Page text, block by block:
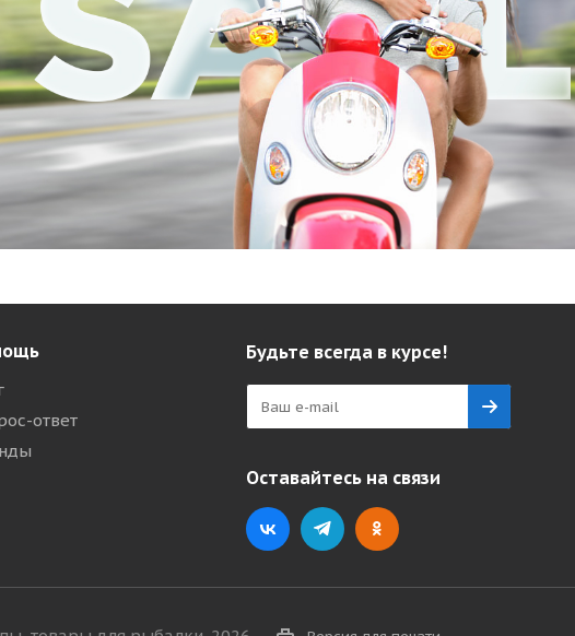
ответ
Будьте всегда в курсе!
Оставайтесь на связи